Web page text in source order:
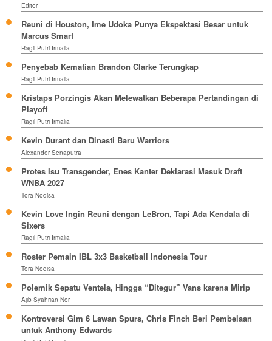
Editor
Reuni di Houston, Ime Udoka Punya Ekspektasi Besar untuk
Marcus Smart
Ragil Putri Irmalia
Penyebab Kematian Brandon Clarke Terungkap
Ragil Putri Irmalia
Kristaps Porzingis Akan Melewatkan Beberapa Pertandingan di
Playoff
Ragil Putri Irmalia
Kevin Durant dan Dinasti Baru Warriors
Alexander Senaputra
Protes Isu Transgender, Enes Kanter Deklarasi Masuk Draft
WNBA 2027
Tora Nodisa
Kevin Love Ingin Reuni dengan LeBron, Tapi Ada Kendala di
Sixers
Ragil Putri Irmalia
Roster Pemain IBL 3x3 Basketball Indonesia Tour
Tora Nodisa
Polemik Sepatu Ventela, Hingga “Ditegur” Vans karena Mirip
Ajib Syahrian Nor
Kontroversi Gim 6 Lawan Spurs, Chris Finch Beri Pembelaan
untuk Anthony Edwards